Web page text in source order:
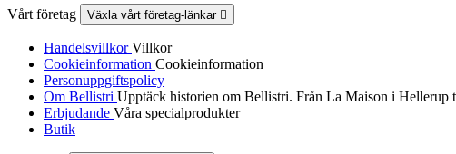
Vårt företag Växla vårt företag-länkar 
HandelsvillkorVillkor
Cookieinformation Cookieinformation
Personuppgiftspolicy
Om Bellistri Upptäck historien om Bellistri. Från La Maison i Hellerup
Erbjudande Våra specialprodukter
Butik